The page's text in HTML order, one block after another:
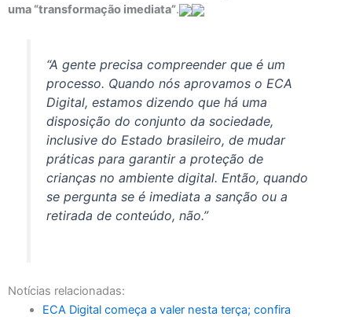
uma “transformação imediata”.
“A gente precisa compreender que é um
processo. Quando nós aprovamos o ECA
Digital, estamos dizendo que há uma
disposição do conjunto da sociedade,
inclusive do Estado brasileiro, de mudar
práticas para garantir a proteção de
crianças no ambiente digital. Então, quando
se pergunta se é imediata a sanção ou a
retirada de conteúdo, não.”
Notícias relacionadas:
ECA Digital começa a valer nesta terça; confira